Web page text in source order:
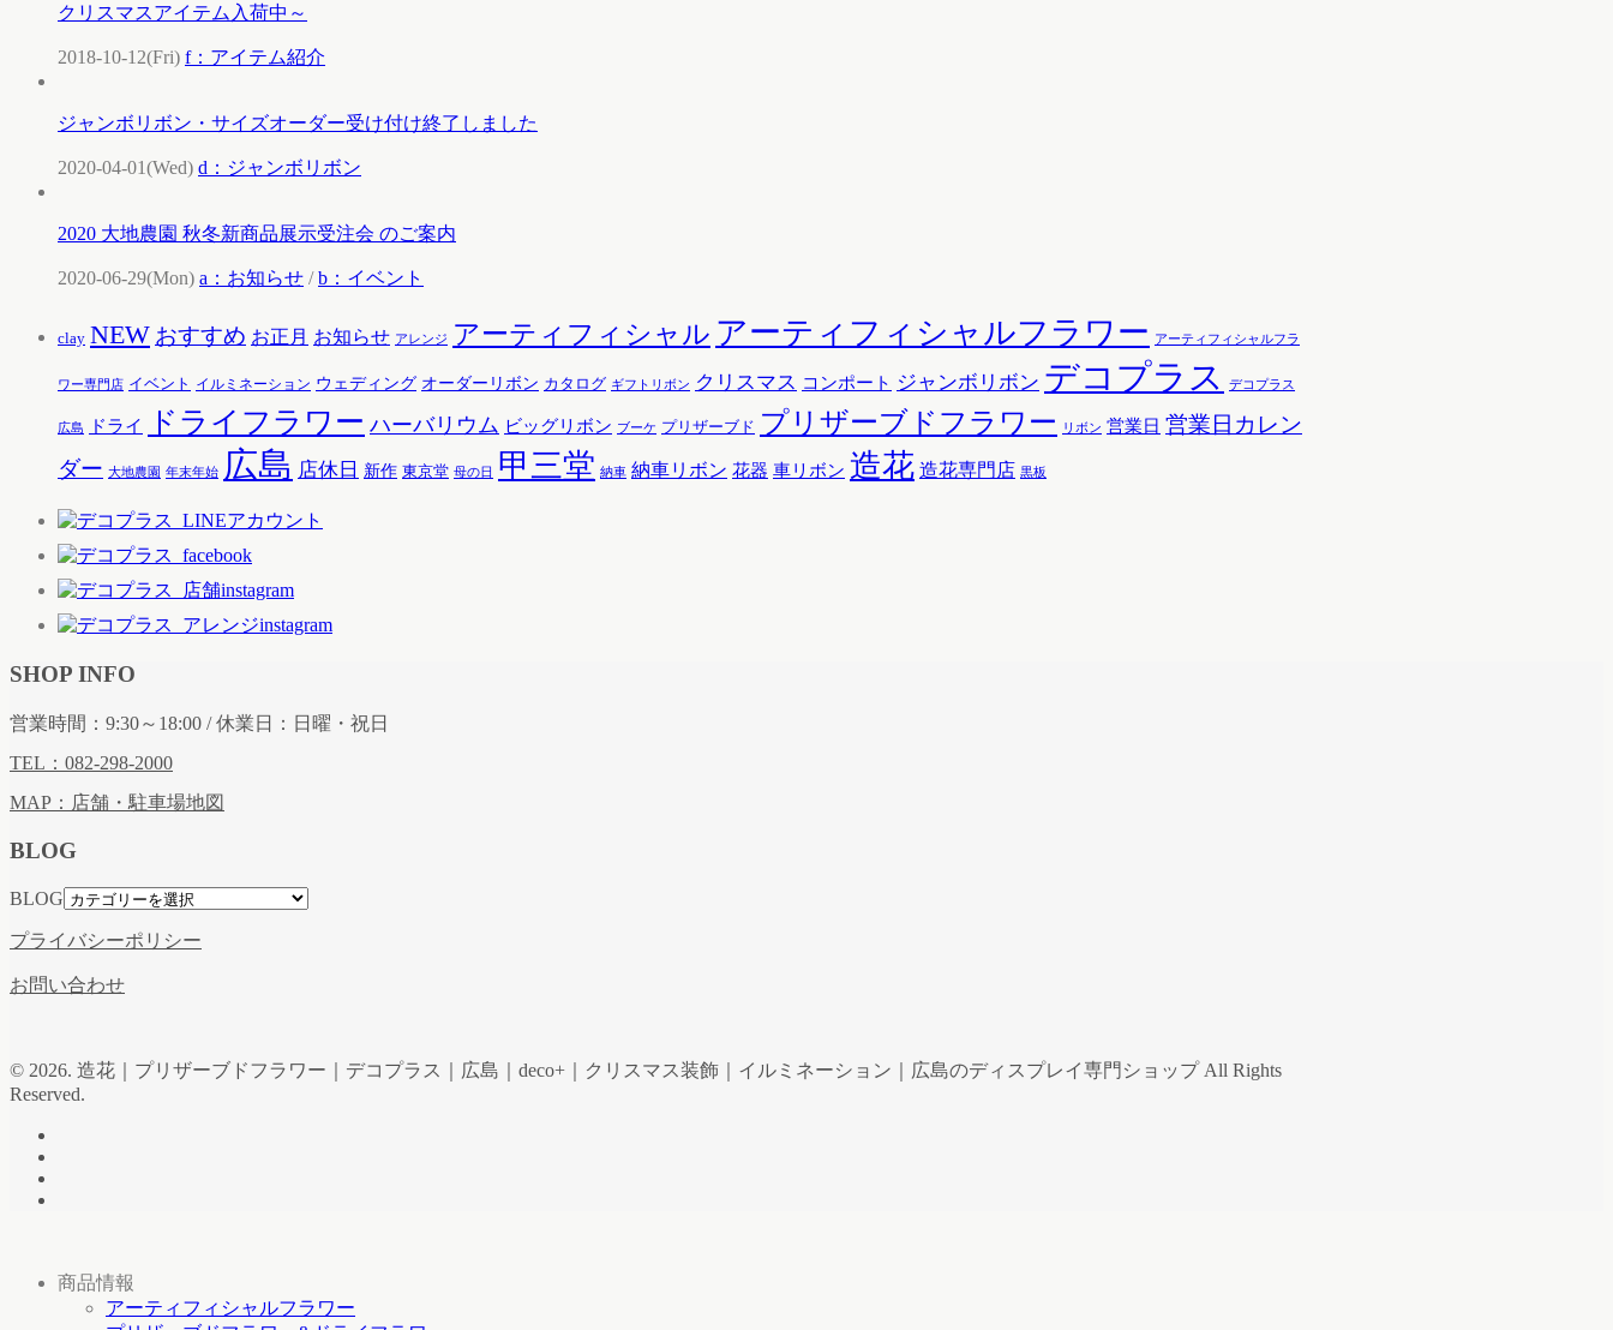
クリスマスアイテム入荷中～
2018-10-12(Fri) f：アイテム紹介
ジャンボリボン・サイズオーダー受け付け終了しました
2020-04-01(Wed) d：ジャンボリボン
2020 大地農園 秋冬新商品展示受注会 のご案内
2020-06-29(Mon) a：お知らせ /b：イベント
clay NEW おすすめ お正月 お知らせ アレンジ アーティフィシャル アーティフィシャルフラワー アーティフィシャルフラ
ワー専門店 イベント イルミネーション ウェディング オーダーリボン カタログ ギフトリボン クリスマス コンポート ジャンボリボン デコプラス デコプラス
広島 ドライ ドライフラワー ハーバリウム ビッグリボン ブーケ プリザーブド プリザーブドフラワー リボン 営業日 営業日カレン
ダー 大地農園 年末年始 広島 店休日 新作 東京堂 母の日 甲三堂 納車 納車リボン 花器 車リボン 造花 造花専門店 黒板
SHOP INFO
営業時間：9:30～18:00 / 休業日：日曜・祝日
TEL：082-298-2000
MAP：店舗・駐車場地図
BLOG
BLOG
プライバシーポリシー
お問い合わせ
© 2026. 造花｜プリザーブドフラワー｜デコプラス｜広島｜deco+｜クリスマス装飾｜イルミネーション｜広島のディスプレイ専門ショップ All Rights
Reserved.
商品情報
アーティフィシャルフラワー